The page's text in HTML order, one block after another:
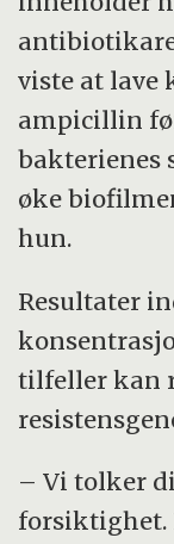
viste at lave
ampicillin
bakterienes
øke
hun.
Resultater
tilfeller kan
– Vi tolker
forsiktighet.